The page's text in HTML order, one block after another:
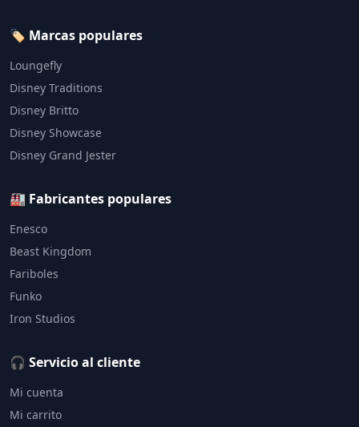
🏷️ Marcas populares
Loungefly
Disney Traditions
Disney Britto
Disney Showcase
Disney Grand Jester
🏭 Fabricantes populares
Enesco
Beast Kingdom
Fariboles
Funko
Iron Studios
🎧 Servicio al cliente
Mi cuenta
Mi carrito